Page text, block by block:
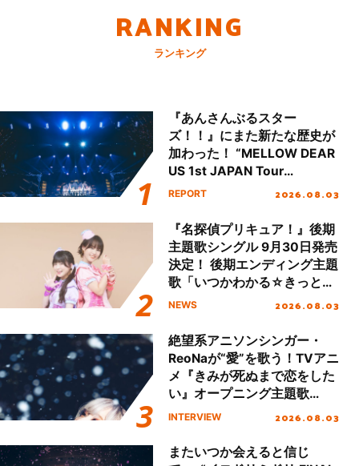
RANKING
ランキング
『あんさんぶるスター
ズ！！』にまた新たな歴史が
加わった！ “MELLOW DEAR
US 1st JAPAN Tour
Final「NICE to meet YOU
ート!!
REPORT 2026.08.03
『名探偵プリキュア！』後期
主題歌シングル 9月30日発売
決定！ 後期エンディング主題
歌「いつかわかる☆きっとあ
える」TVサイズ先行配信開
NEWS 2026.08.03
絶望系アニソンシンガー・
ReoNaが“愛”を歌う！TVアニ
メ『きみが死ぬまで恋をした
い』オープニング主題歌
「Amore」インタビュー
INTERVIEW 2026.08.03
またいつか会えると信じ